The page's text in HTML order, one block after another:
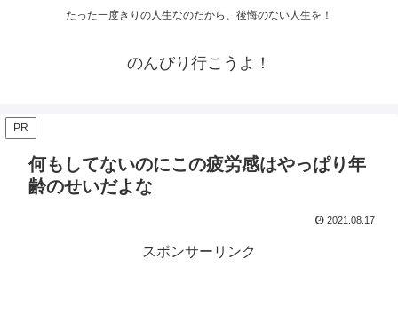
たった一度きりの人生なのだから、後悔のない人生を！
のんびり行こうよ！
PR
何もしてないのにこの疲労感はやっぱり年
齢のせいだよな
2021.08.17
スポンサーリンク